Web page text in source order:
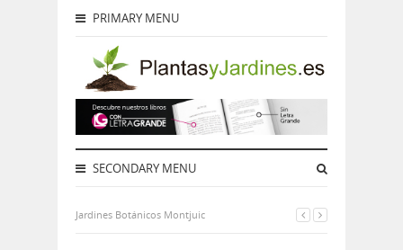
PRIMARY MENU
SECONDARY MENU
Jardines Botánicos Montjuic